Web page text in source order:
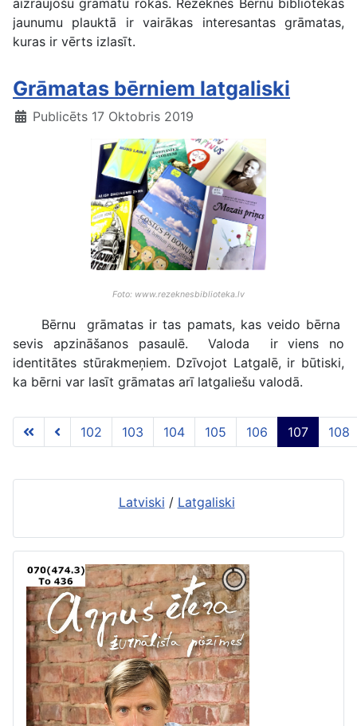
aizraujošu grāmatu rokās. Rēzeknes Bērnu bibliotēkas
jaunumu plauktā ir vairākas interesantas grāmatas,
kuras ir vērts izlasīt.
Grāmatas bērniem latgaliski
Publicēts 17 Oktobris 2019
Foto: www.rezeknesbiblioteka.lv
Bērnu grāmatas ir tas pamats, kas veido bērna
sevis apzināšanos pasaulē. Valoda ir viens no
identitātes stūrakmeņiem. Dzīvojot Latgalē, ir būtiski,
ka bērni var lasīt grāmatas arī latgaliešu valodā.
107 lapa no 117
102 103 104 105 106 107 108
Latviski / Latgaliski